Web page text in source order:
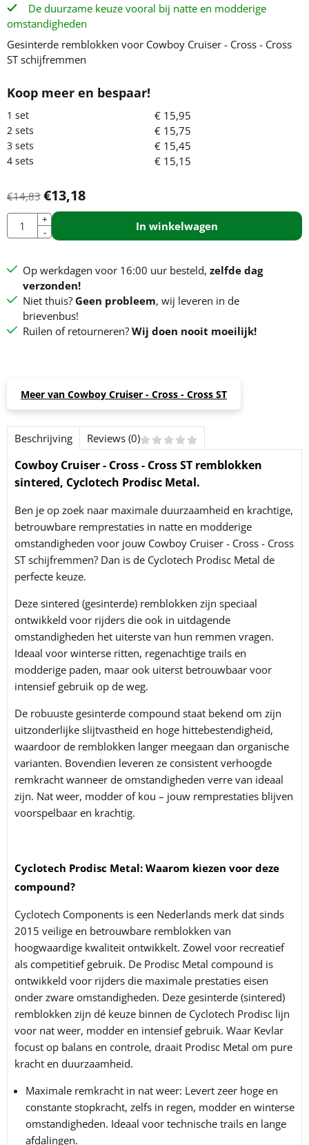
De duurzame keuze vooral bij natte en modderige
omstandigheden
Gesinterde remblokken voor Cowboy Cruiser - Cross - Cross
ST schijfremmen
€ 15,95
€ 15,75
€ 15,45
€ 15,15
€14,83 €13,18
Aantal
+
-
In winkelwagen
Op werkdagen voor 16:00 uur besteld, zelfde dag
verzonden!
Niet thuis? Geen probleem, wij leveren in de
brievenbus!
Ruilen of retourneren? Wij doen nooit moeilijk!
Meer van Cowboy Cruiser - Cross - Cross ST
Beschrijving Reviews (0)
Cowboy Cruiser - Cross - Cross ST remblokken
sintered, Cyclotech Prodisc Metal.
Ben je op zoek naar maximale duurzaamheid en krachtige,
betrouwbare remprestaties in natte en modderige
omstandigheden voor jouw Cowboy Cruiser - Cross - Cross
ST schijfremmen? Dan is de Cyclotech Prodisc Metal de
perfecte keuze.
Deze sintered (gesinterde) remblokken zijn speciaal
ontwikkeld voor rijders die ook in uitdagende
omstandigheden het uiterste van hun remmen vragen.
Ideaal voor winterse ritten, regenachtige trails en
modderige paden, maar ook uiterst betrouwbaar voor
intensief gebruik op de weg.
De robuuste gesinterde compound staat bekend om zijn
uitzonderlijke slijtvastheid en hoge hittebestendigheid,
waardoor de remblokken langer meegaan dan organische
varianten. Bovendien leveren ze consistent verhoogde
remkracht wanneer de omstandigheden verre van ideaal
zijn. Nat weer, modder of kou – jouw remprestaties blijven
voorspelbaar en krachtig.
Cyclotech Prodisc Metal: Waarom kiezen voor deze
compound?
Cyclotech Components is een Nederlands merk dat sinds
2015 veilige en betrouwbare remblokken van
hoogwaardige kwaliteit ontwikkelt. Zowel voor recreatief
als competitief gebruik. De Prodisc Metal compound is
ontwikkeld voor rijders die maximale prestaties eisen
onder zware omstandigheden. Deze gesinterde (sintered)
remblokken zijn dé keuze binnen de Cyclotech Prodisc lijn
voor nat weer, modder en intensief gebruik. Waar Kevlar
focust op balans en controle, draait Prodisc Metal om pure
kracht en duurzaamheid.
Maximale remkracht in nat weer: Levert zeer hoge en
constante stopkracht, zelfs in regen, modder en winterse
omstandigheden. Ideaal voor technische trails en lange
afdalingen.